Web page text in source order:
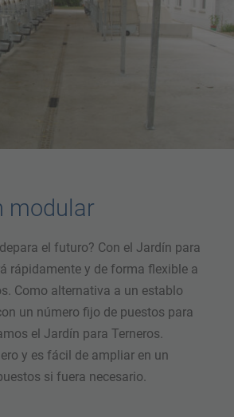
modular
el futuro? Con el Jardín para
rápidamente y de forma flexible a
Como alternativa a un establo
un número fijo de puestos para
el Jardín para Terneros.
y es fácil de ampliar en un
si fuera necesario.